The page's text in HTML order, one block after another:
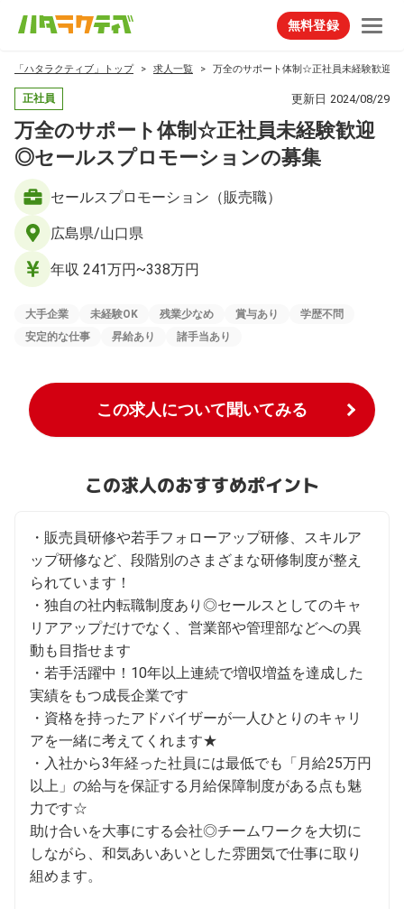
無料登録
「ハタラクティブ」トップ 求人一覧 万全のサポート体制☆正社員未経験歓迎◎
正社員 更新日 2024/08/29
万全のサポート体制☆正社員未経験歓迎
◎セールスプロモーションの募集
セールスプロモーション（販売職）
広島県/山口県
年収 241万円~338万円
大手企業 未経験OK 残業少なめ 賞与あり
学歴不問
安定的な仕事
昇給あり 諸手当あり
この求人について聞いてみる
この求人のおすすめポイント
・販売員研修や若手フォローアップ研修、スキルア
ップ研修など、段階別のさまざまな研修制度が整え
られています！
・独自の社内転職制度あり◎セールスとしてのキャ
リアアップだけでなく、営業部や管理部などへの異
動も目指せます
・若手活躍中！10年以上連続で増収増益を達成した
実績をもつ成長企業です
・資格を持ったアドバイザーが一人ひとりのキャリ
アを一緒に考えてくれます★
・入社から3年経った社員には最低でも「月給25万円
以上」の給与を保証する月給保障制度がある点も魅
力です☆
助け合いを大事にする会社◎チームワークを大切に
しながら、和気あいあいとした雰囲気で仕事に取り
組めます。